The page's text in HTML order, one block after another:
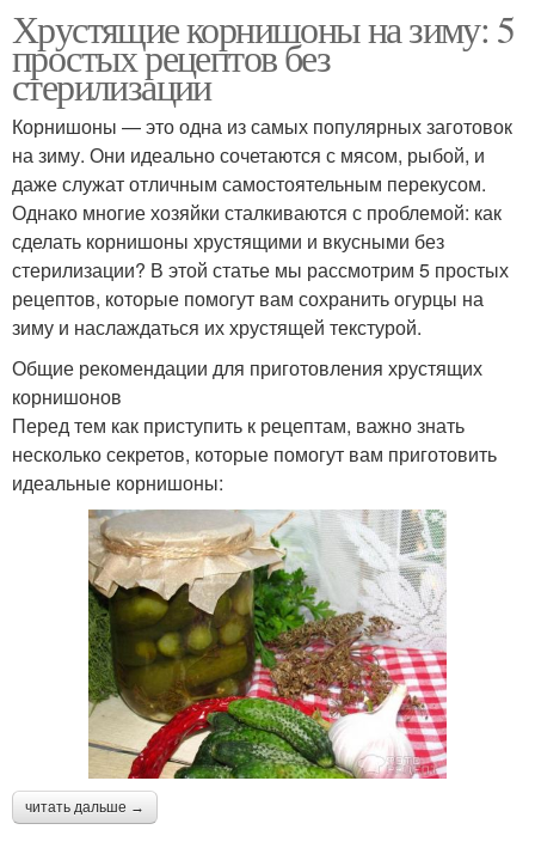
Хрустящие корнишоны на зиму: 5
простых рецептов без
стерилизации
Корнишоны — это одна из самых популярных заготовок
на зиму. Они идеально сочетаются с мясом, рыбой, и
даже служат отличным самостоятельным перекусом.
Однако многие хозяйки сталкиваются с проблемой: как
сделать корнишоны хрустящими и вкусными без
стерилизации? В этой статье мы рассмотрим 5 простых
рецептов, которые помогут вам сохранить огурцы на
зиму и наслаждаться их хрустящей текстурой.
Общие рекомендации для приготовления хрустящих
корнишонов
Перед тем как приступить к рецептам, важно знать
несколько секретов, которые помогут вам приготовить
идеальные корнишоны:
читать дальше →